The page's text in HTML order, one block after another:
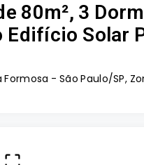
80m², 3
Edifício Solar
Formosa - São Paulo/SP,